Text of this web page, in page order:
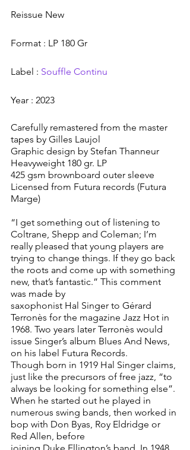
Reissue New
Format : LP 180 Gr
Label : Souffle Continu
Year : 2023
Carefully remastered from the master
tapes by Gilles Laujol
Graphic design by Stefan Thanneur
Heavyweight 180 gr. LP
425 gsm brownboard outer sleeve
Licensed from Futura records (Futura
Marge)
“I get something out of listening to
Coltrane, Shepp and Coleman; I’m
really pleased that young players are
trying to change things. If they go back
the roots and come up with something
new, that’s fantastic.” This comment
was made by
saxophonist Hal Singer to Gérard
Terronès for the magazine Jazz Hot in
1968. Two years later Terronès would
issue Singer’s album Blues And News,
on his label Futura Records.
Though born in 1919 Hal Singer claims,
just like the precursors of free jazz, “to
always be looking for something else”.
When he started out he played in
numerous swing bands, then worked in
bop with Don Byas, Roy Eldridge or
Red Allen, before